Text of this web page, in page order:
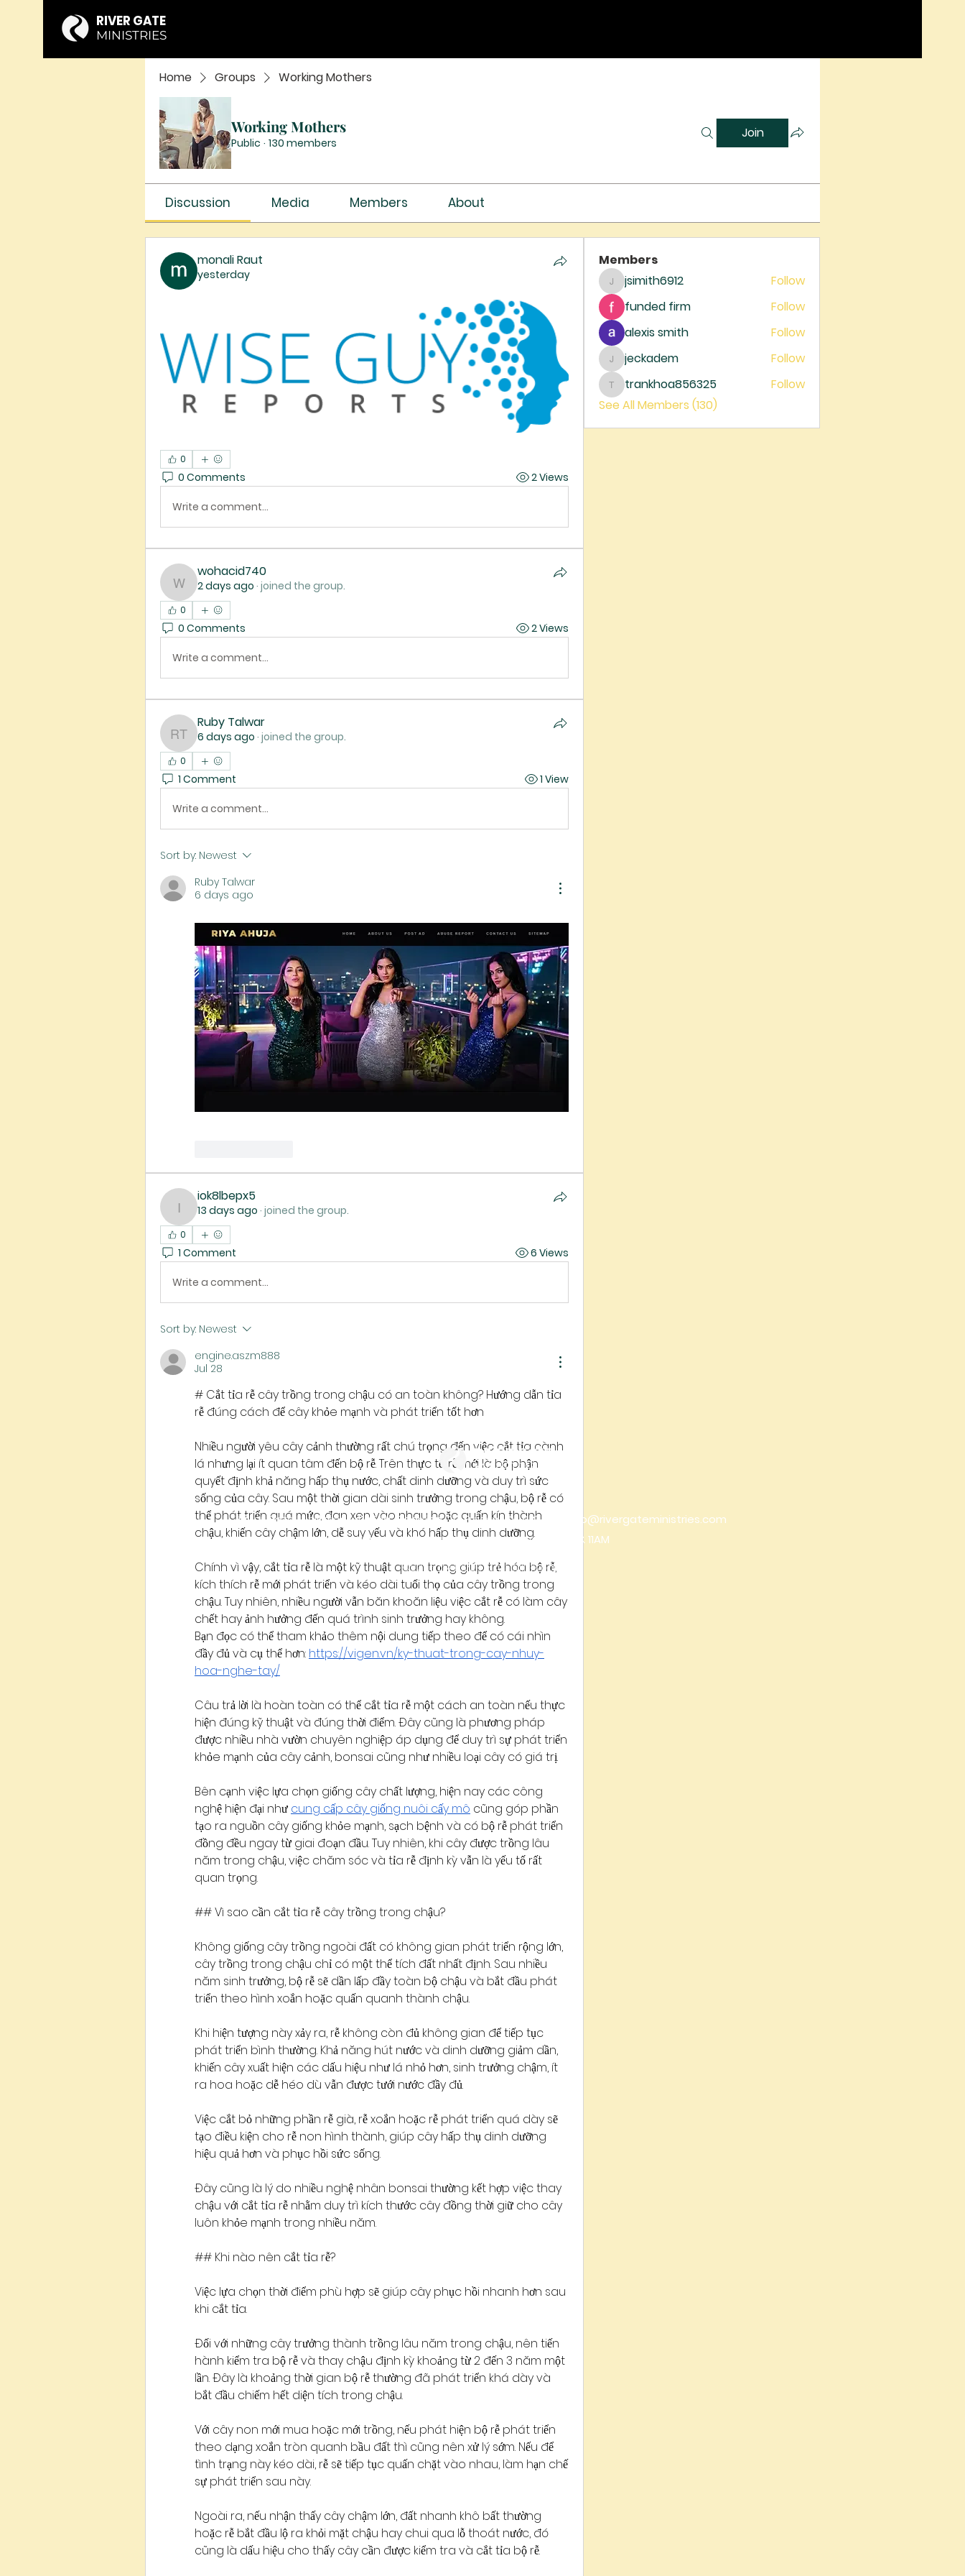
RIVER GATE
MINISTRIES
Home Groups Working Mothers
Working Mothers
Public · 130 members
Join
Discussion Media Members About
monali Raut
yesterday
0
0 Comments 2 Views
Write a comment...
wohacid740
wohacid740
2 days ago · joined the group.
0
0 Comments 2 Views
Write a comment...
Ruby Talwar
Ruby Talwar
6 days ago · joined the group.
0
1 Comment 1 View
Write a comment...
Sort by: Newest
Ruby Talwar
6 days ago
iok8lbepx5
iok8lbepx5
13 days ago · joined the group.
0
1 Comment 6 Views
Write a comment...
Sort by: Newest
engine.aszm888
Jul 28
# Cắt tỉa rễ cây trồng trong chậu có an toàn không? Hướng dẫn tỉa
rễ đúng cách để cây khỏe mạnh và phát triển tốt hơn
Nhiều người yêu cây cảnh thường rất chú trọng đến việc cắt tỉa cành
lá nhưng lại ít quan tâm đến bộ rễ. Trên thực tế, rễ mới là bộ phận
quyết định khả năng hấp thụ nước, chất dinh dưỡng và duy trì sức
sống của cây. Sau một thời gian dài sinh trưởng trong chậu, bộ rễ có
thể phát triển quá mức, đan xen vào nhau hoặc quấn kín thành
chậu, khiến cây chậm lớn, dễ suy yếu và khó hấp thụ dinh dưỡng.
Chính vì vậy, cắt tỉa rễ là một kỹ thuật quan trọng giúp trẻ hóa bộ rễ,
kích thích rễ mới phát triển và kéo dài tuổi thọ của cây trồng trong
chậu. Tuy nhiên, nhiều người vẫn băn khoăn liệu việc cắt rễ có làm cây
chết hay ảnh hưởng đến quá trình sinh trưởng hay không.
Bạn đọc có thể tham khảo thêm nội dung tiếp theo để có cái nhìn
đầy đủ và cụ thể hơn: https://vigen.vn/ky-thuat-trong-cay-nhuy-
hoa-nghe-tay/
Câu trả lời là hoàn toàn có thể cắt tỉa rễ một cách an toàn nếu thực
hiện đúng kỹ thuật và đúng thời điểm. Đây cũng là phương pháp
được nhiều nhà vườn chuyên nghiệp áp dụng để duy trì sự phát triển
khỏe mạnh của cây cảnh, bonsai cũng như nhiều loại cây có giá trị.
Bên cạnh việc lựa chọn giống cây chất lượng, hiện nay các công
nghệ hiện đại như cung cấp cây giống nuôi cấy mô cũng góp phần
tạo ra nguồn cây giống khỏe mạnh, sạch bệnh và có bộ rễ phát triển
đồng đều ngay từ giai đoạn đầu. Tuy nhiên, khi cây được trồng lâu
năm trong chậu, việc chăm sóc và tỉa rễ định kỳ vẫn là yếu tố rất
quan trọng.
## Vì sao cần cắt tỉa rễ cây trồng trong chậu?
Không giống cây trồng ngoài đất có không gian phát triển rộng lớn,
cây trồng trong chậu chỉ có một thể tích đất nhất định. Sau nhiều
năm sinh trưởng, bộ rễ sẽ dần lấp đầy toàn bộ chậu và bắt đầu phát
triển theo hình xoắn hoặc quấn quanh thành chậu.
Khi hiện tượng này xảy ra, rễ không còn đủ không gian để tiếp tục
phát triển bình thường. Khả năng hút nước và dinh dưỡng giảm dần,
khiến cây xuất hiện các dấu hiệu như lá nhỏ hơn, sinh trưởng chậm, ít
ra hoa hoặc dễ héo dù vẫn được tưới nước đầy đủ.
Việc cắt bỏ những phần rễ già, rễ xoắn hoặc rễ phát triển quá dày sẽ
tạo điều kiện cho rễ non hình thành, giúp cây hấp thụ dinh dưỡng
hiệu quả hơn và phục hồi sức sống.
Đây cũng là lý do nhiều nghệ nhân bonsai thường kết hợp việc thay
chậu với cắt tỉa rễ nhằm duy trì kích thước cây đồng thời giữ cho cây
luôn khỏe mạnh trong nhiều năm.
## Khi nào nên cắt tỉa rễ?
Việc lựa chọn thời điểm phù hợp sẽ giúp cây phục hồi nhanh hơn sau
khi cắt tỉa.
Đối với những cây trưởng thành trồng lâu năm trong chậu, nên tiến
hành kiểm tra bộ rễ và thay chậu định kỳ khoảng từ 2 đến 3 năm một
lần. Đây là khoảng thời gian bộ rễ thường đã phát triển khá dày và
bắt đầu chiếm hết diện tích trong chậu.
Với cây non mới mua hoặc mới trồng, nếu phát hiện bộ rễ phát triển
theo dạng xoắn tròn quanh bầu đất thì cũng nên xử lý sớm. Nếu để
tình trạng này kéo dài, rễ sẽ tiếp tục quấn chặt vào nhau, làm hạn chế
sự phát triển sau này.
Ngoài ra, nếu nhận thấy cây chậm lớn, đất nhanh khô bất thường
hoặc rễ bắt đầu lộ ra khỏi mặt chậu hay chui qua lỗ thoát nước, đó
cũng là dấu hiệu cho thấy cây cần được kiểm tra và cắt tỉa bộ rễ.
Members
jsimith6912
jsimith6912
Follow
funded firm
Follow
alexis smith
Follow
jeckadem
jeckadem Follow
trankhoa856325
trankhoa856325
Follow
See All Members (130)
RIVER GATE
MINISTRIES
River Gate Ministries, 4105 W. Figarden Dr., Fresno, CA 93722 |
info@rivergateministries.com
Join us on Sunday | Service starts at 9AM & 11AM
©2025 by RIVER GATE MINISTRIES